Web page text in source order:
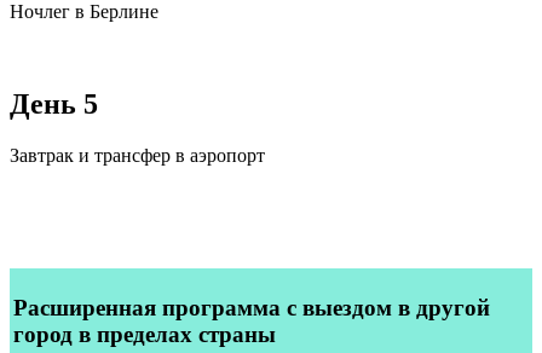
Ночлег в Берлине
День 5
Завтрак и трансфер в аэропорт
Расширенная программа с выездом в другой
город в пределах страны